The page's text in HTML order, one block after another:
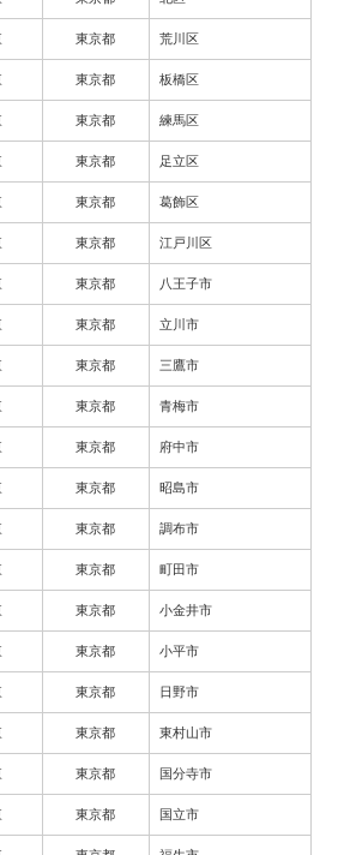
東京都 荒川区
東京都 板橋区
東京都 練馬区
東京都 足立区
東京都 葛飾区
東京都 江戸川区
東京都 八王子市
東京都 立川市
東京都 三鷹市
東京都 青梅市
東京都 府中市
東京都 昭島市
東京都 調布市
東京都 町田市
東京都 小金井市
東京都 小平市
東京都 日野市
東京都 東村山市
東京都 国分寺市
東京都 国立市